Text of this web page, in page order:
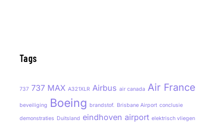
Tags
737 737 MAX A321XLR Airbus air canada Air France
beveiliging Boeing brandstof. Brisbane Airport conclusie
demonstraties Duitsland eindhoven airport elektrisch vliegen